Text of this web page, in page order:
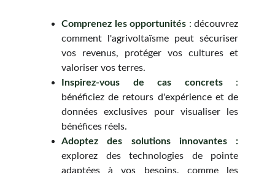
Comprenez les opportunités : découvrez
comment l'agrivoltaïsme peut sécuriser
vos revenus, protéger vos cultures et
valoriser vos terres.
Inspirez-vous de cas concrets:
bénéficiez de retours d'expérience et de
données exclusives pour visualiser les
bénéfices réels.
Adoptez des solutions innovantes :
explorez des technologies de pointe
adaptées à vos besoins, comme les